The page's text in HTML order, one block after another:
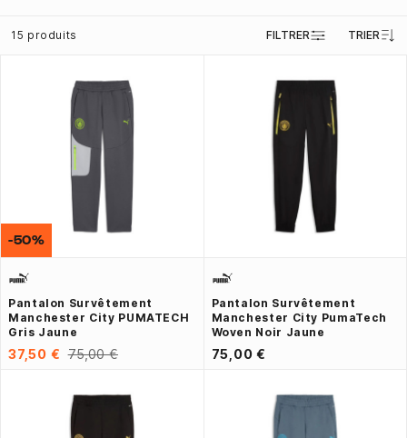
15 produits FILTRER TRIER
Pantalon Survêtement
Manchester City PUMATECH
Gris Jaune
37,50 € 75,00 €
-50%
Pantalon Survêtement
Manchester City PumaTech
Woven Noir Jaune
75,00 €